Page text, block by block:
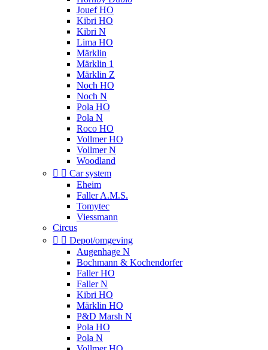
Jouef HO
Kibri HO
Kibri N
Lima HO
Märklin
Märklin 1
Märklin Z
Noch HO
Noch N
Pola HO
Pola N
Roco HO
Vollmer HO
Vollmer N
Woodland
  Car system
Eheim
Faller A.M.S.
Tomytec
Viessmann
Circus
  Depot/omgeving
Augenhage N
Bochmann & Kochendorfer
Faller HO
Faller N
Kibri HO
Märklin HO
P&D Marsh N
Pola HO
Pola N